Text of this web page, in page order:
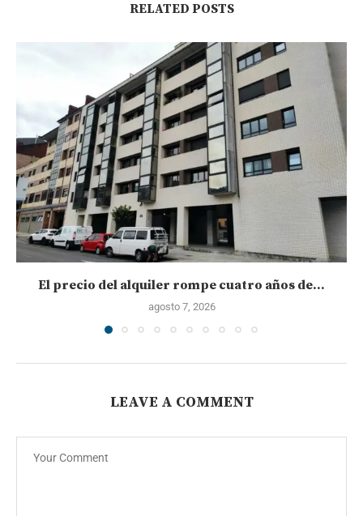
RELATED POSTS
El precio del alquiler rompe cuatro años de...
agosto 7, 2026
LEAVE A COMMENT